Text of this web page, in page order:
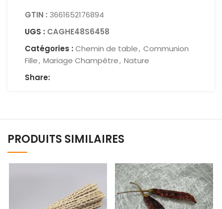
GTIN : 3661652176894
UGS : CAGHE48S6458
Catégories : Chemin de table, Communion
Fille, Mariage Champêtre, Nature
Share:
PRODUITS SIMILAIRES